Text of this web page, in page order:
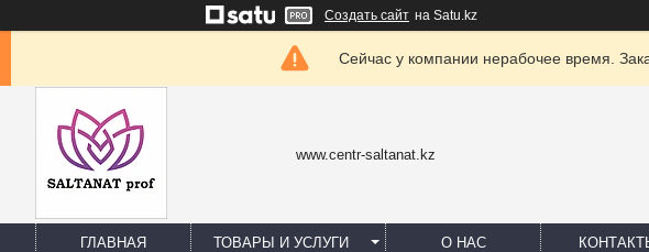
Создать сайт на Satu.kz
Сейчас у компании нерабочее время.
www.centr-saltanat.kz
ГЛАВНАЯ ТОВАРЫ И УСЛУГИ О НАС